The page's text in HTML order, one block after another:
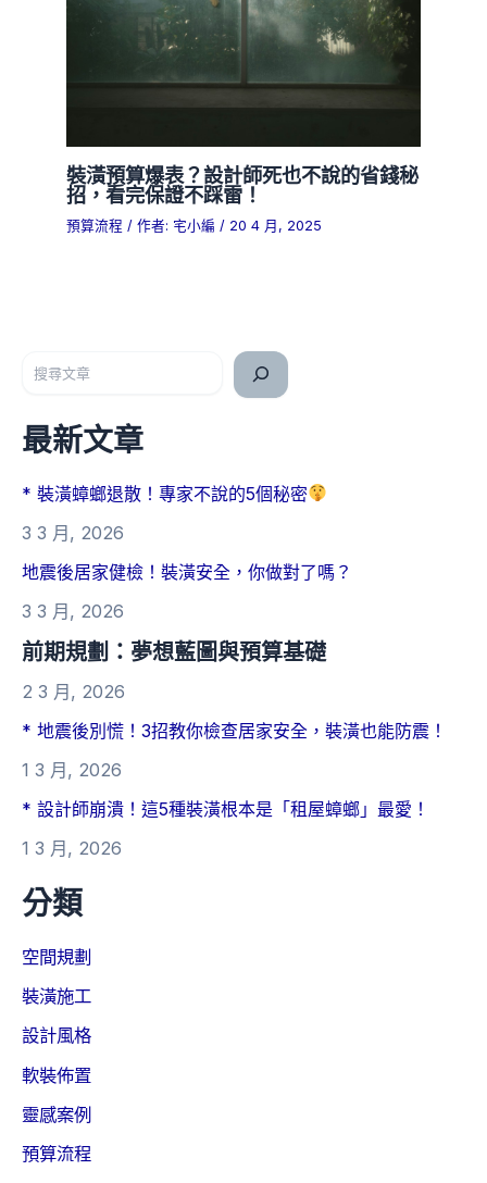
裝潢預算爆表？設計師死也不說的省錢秘
招，看完保證不踩雷！
預算流程 / 作者: 宅小編 / 20 4 月, 2025
最新文章
* 裝潢蟑螂退散！專家不說的5個秘密
3 3 月, 2026
地震後居家健檢！裝潢安全，你做對了嗎？
3 3 月, 2026
前期規劃：夢想藍圖與預算基礎
2 3 月, 2026
* 地震後別慌！3招教你檢查居家安全，裝潢也能防震！
1 3 月, 2026
* 設計師崩潰！這5種裝潢根本是「租屋蟑螂」最愛！
1 3 月, 2026
分類
空間規劃
裝潢施工
設計風格
軟裝佈置
靈感案例
預算流程